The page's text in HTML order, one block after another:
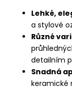
Lehké,
a stylové
Různé
detailním
Snadná
keramické